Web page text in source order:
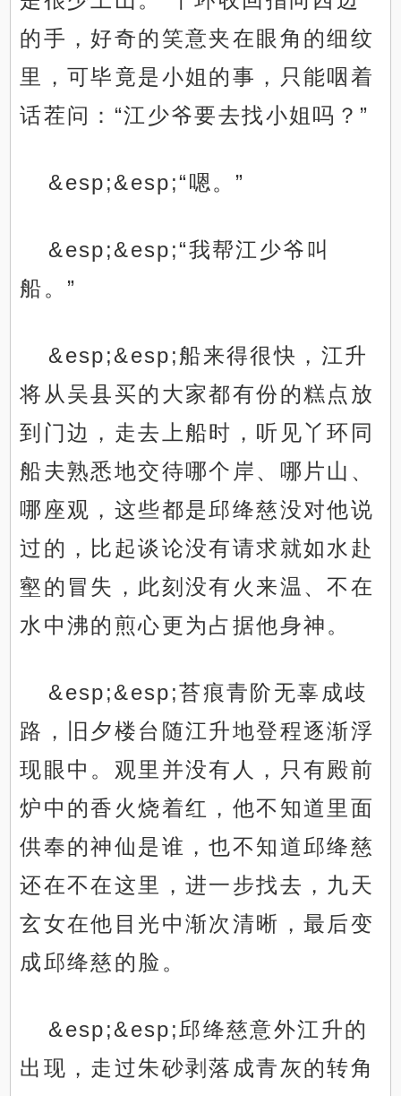
的手，好奇的笑意夹在眼角的细纹
里，可毕竟是小姐的事，只能咽着
话茬问：“江少爷要去找小姐吗？”
&esp;&esp;“嗯。”
&esp;&esp;“我帮江少爷叫
船。”
&esp;&esp;船来得很快，江升
将从吴县买的大家都有份的糕点放
到门边，走去上船时，听见丫环同
船夫熟悉地交待哪个岸、哪片山、
哪座观，这些都是邱绛慈没对他说
过的，比起谈论没有请求就如水赴
壑的冒失，此刻没有火来温、不在
水中沸的煎心更为占据他身神。
&esp;&esp;苔痕青阶无辜成歧
路，旧夕楼台随江升地登程逐渐浮
现眼中。观里并没有人，只有殿前
炉中的香火烧着红，他不知道里面
供奉的神仙是谁，也不知道邱绛慈
还在不在这里，进一步找去，九天
玄女在他目光中渐次清晰，最后变
成邱绛慈的脸。
&esp;&esp;邱绛慈意外江升的
出现，走过朱砂剥落成青灰的转角